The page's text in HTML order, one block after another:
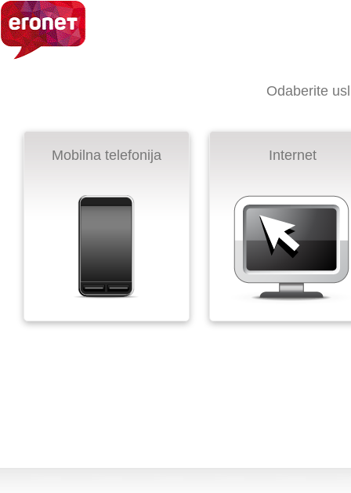
Odaberite
Mobilna telefonija Internet